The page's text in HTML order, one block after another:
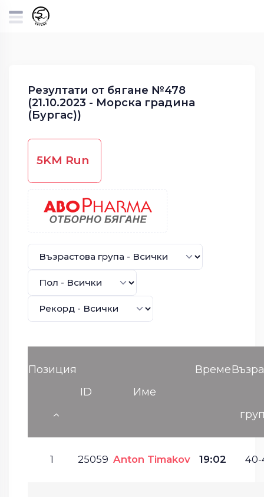
Резултати от бягане №478
(21.10.2023 - Морска градина
(Бургас))
5KM Run
Позиция
ID
Име
Време
1 25059 Anton Timakov 19:02 40-